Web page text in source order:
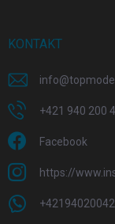
KONTAKT
info@
+421 940 200
Facebook
https://